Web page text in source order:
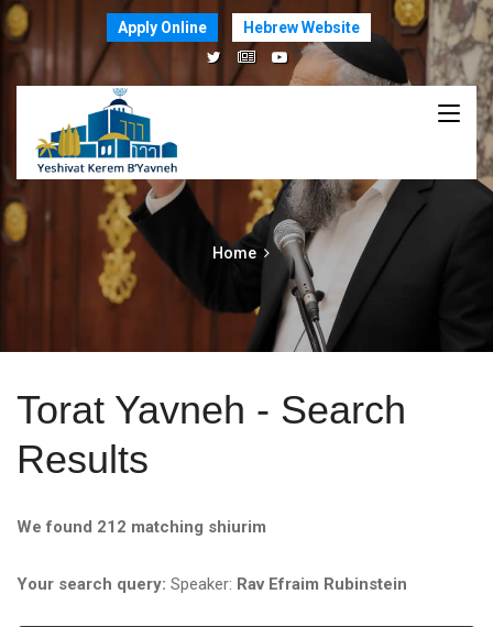
Apply Online Hebrew Website
Home
Torat Yavneh - Search
Results
We found 212 matching shiurim
Your search query: Speaker: Rav Efraim Rubinstein